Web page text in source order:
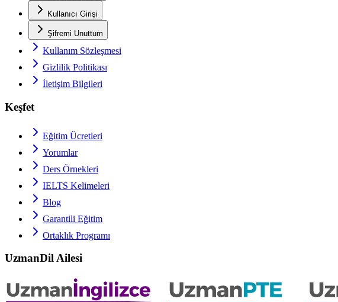
Kullanıcı Girişi
Şifremi Unuttum
Kullanım Sözleşmesi
Gizlilik Politikası
İletişim Bilgileri
Keşfet
Eğitim Ücretleri
Yorumlar
Ders Örnekleri
IELTS Kelimeleri
Blog
Garantili Eğitim
Ortaklık Programı
UzmanDil Ailesi